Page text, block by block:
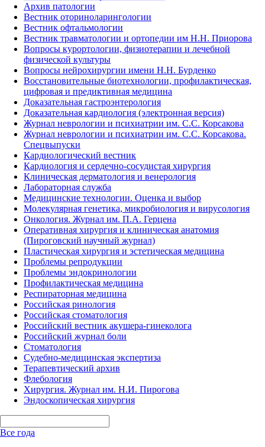
Архив патологии
Вестник оториноларингологии
Вестник офтальмологии
Вестник травматологии и ортопедии им Н.Н. Приорова
Вопросы курортологии, физиотерапии и лечебной
физической культуры
Вопросы нейрохирургии имени Н.Н. Бурденко
Восстановительные биотехнологии, профилактическая,
цифровая и предиктивная медицина
Доказательная гастроэнтерология
Доказательная кардиология (электронная версия)
Журнал неврологии и психиатрии им. С.С. Корсакова
Журнал неврологии и психиатрии им. С.С. Корсакова.
Спецвыпуски
Кардиологический вестник
Кардиология и сердечно-сосудистая хирургия
Клиническая дерматология и венерология
Лабораторная служба
Медицинские технологии. Оценка и выбор
Молекулярная генетика, микробиология и вирусология
Онкология. Журнал им. П.А. Герцена
Оперативная хирургия и клиническая анатомия
(Пироговский научный журнал)
Пластическая хирургия и эстетическая медицина
Проблемы репродукции
Проблемы эндокринологии
Профилактическая медицина
Респираторная медицина
Российская ринология
Российская стоматология
Российский вестник акушера-гинеколога
Российский журнал боли
Стоматология
Судебно-медицинская экспертиза
Терапевтический архив
Флебология
Хирургия. Журнал им. Н.И. Пирогова
Эндоскопическая хирургия
Все года